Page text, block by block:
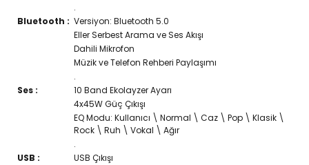
.
Bluetooth : Versiyon: Bluetooth 5.0
Eller Serbest Arama ve Ses Akışı
Dahili Mikrofon
Müzik ve Telefon Rehberi Paylaşımı
.
Ses :
10 Band Ekolayzer Ayarı
4x45W Güç Çıkışı
EQ Modu: Kullanıcı \ Normal \ Caz \ Pop \ Klasik \
Rock \ Ruh \ Vokal \ Ağır
.
USB :
USB Çıkışı